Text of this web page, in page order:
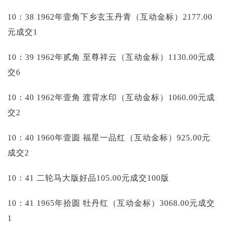
10：38 1962年壹角下乡玄玉丹青（互动金标）2177.00
元成交1
10：39 1962年贰角 至尊祥云（互动金标）1130.00元成
交6
10：40 1962年壹角 渡背水印（互动金标）1060.00元成
交2
10：40 1960年壹圆 福星一品红（互动金标）925.00元
成交2
10：41 二轮马大版好品105.00元成交100版
10：41 1965年拾圆 牡丹红（互动金标）3068.00元成交
1